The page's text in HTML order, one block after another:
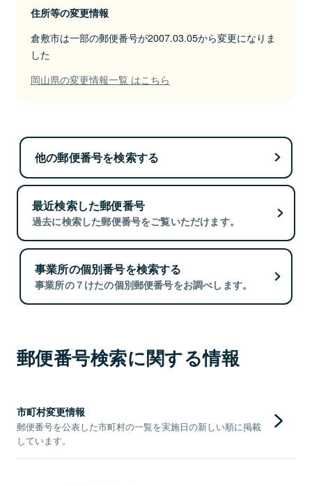
住所等の変更情報
倉敷市は一部の郵便番号が2007.03.05から変更になりま
した
岡山県の変更情報一覧 はこちら
他の郵便番号を検索する
最近検索した郵便番号
過去に検索した郵便番号をご覧いただけます。
事業所の個別番号を検索する
事業所の７けたの個別郵便番号をお調べします。
郵便番号検索に関する情報
市町村変更情報
郵便番号を公表した市町村の一覧を実施日の新しい順に掲載
しています。